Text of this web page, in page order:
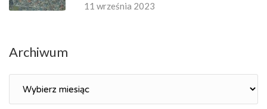
11 września 2023
Archiwum